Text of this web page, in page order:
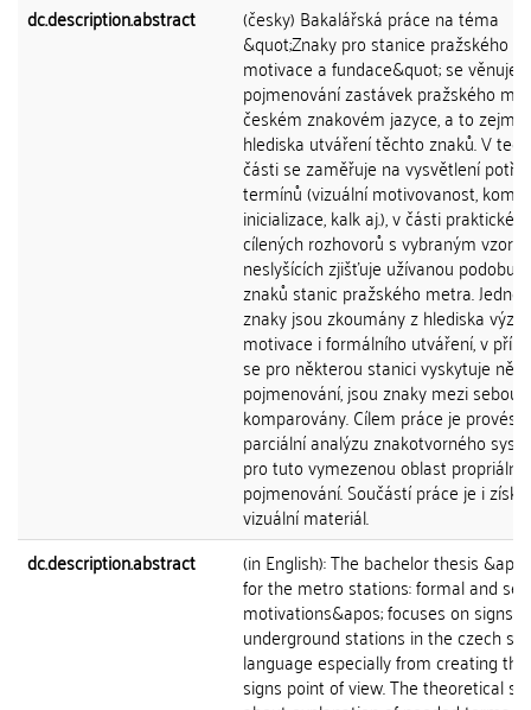
dc.description.abstract
(česky) Bakalářská práce na téma
&quot;Znaky pro stanice pražského
motivace a fundace&quot; se věnuje
pojmenování zastávek pražského
českém znakovém jazyce, a to
hlediska utváření těchto znaků. V
části se zaměřuje na vysvětlení
termínů (vizuální motivovanost,
inicializace, kalk aj.), v části praktické
cílených rozhovorů s vybraným
neslyšících zjišťuje užívanou podobu
znaků stanic pražského metra.
znaky jsou zkoumány z hlediska
motivace i formálního utváření, v
se pro některou stanici vyskytuje
pojmenování, jsou znaky mezi sebou
komparovány. Cílem práce je provést
parciální analýzu znakotvorného
pro tuto vymezenou oblast
pojmenování. Součástí práce je i
vizuální materiál.
dc.description.abstract
(in English): The bachelor thesis
for the metro stations: formal and
motivations&apos; focuses on signs
underground stations in the czech
language especially from creating
signs point of view. The theoretical